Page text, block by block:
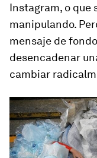
Instagram, o que
manipulando.
mensaje de
desencadenar
cambiar